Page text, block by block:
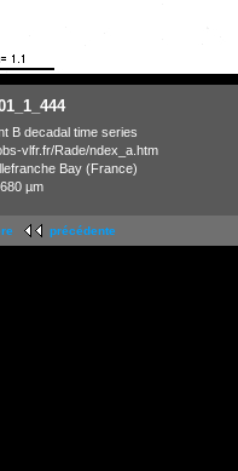
B decadal time series
vlfr.fr/Rade/ndex_a.htm
Bay (France)
µm
précédente